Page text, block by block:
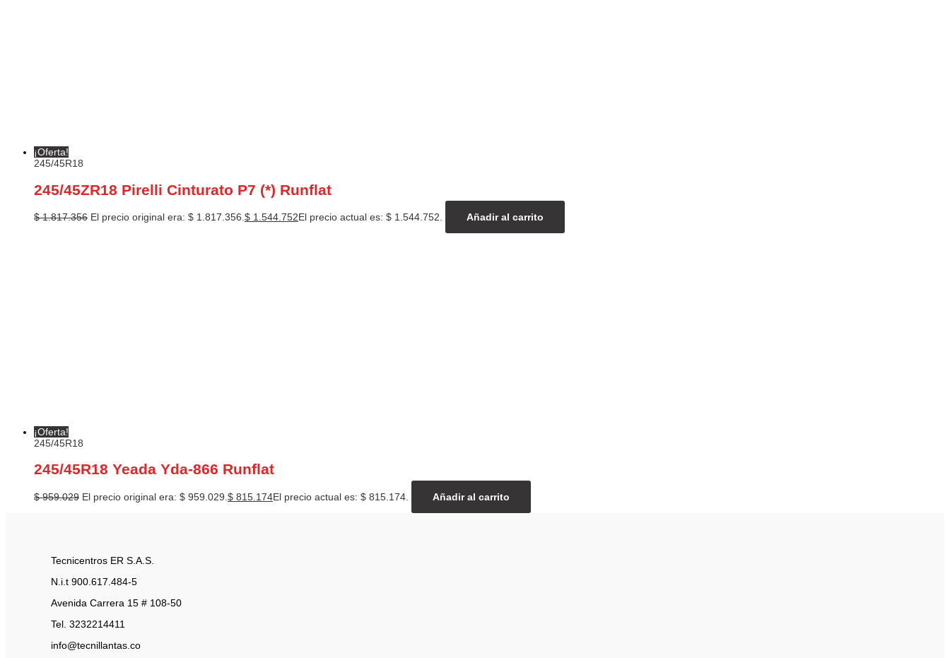
¡Oferta!
245/45R18
245/45ZR18 Pirelli Cinturato P7 (*) Runflat
$1.817.356 El precio original era: $ 1.817.356. $ 1.544.752El precio actual es: $ 1.544.752. Añadir al carrito
¡Oferta!
245/45R18
245/45R18 Yeada Yda-866 Runflat
$959.029 El precio original era: $ 959.029. $ 815.174El precio actual es: $ 815.174. Añadir al carrito
Tecnicentros ER S.A.S.
N.i.t 900.617.484-5
Avenida Carrera 15 # 108-50
Tel. 3232214411
info@tecnillantas.co